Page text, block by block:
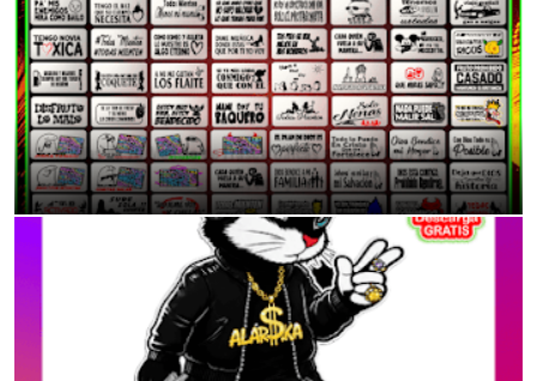
Mas de 70 Modelo de Frases/Calcas para tu Moto o auto
11:38 p.m.